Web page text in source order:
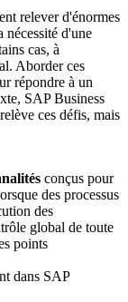
relever d'énormes
nécessité d'une
cas, à
Aborder ces
répondre à un
SAP Business
ces défis, mais
conçus pour
des processus
des
global de toute
points
dans SAP